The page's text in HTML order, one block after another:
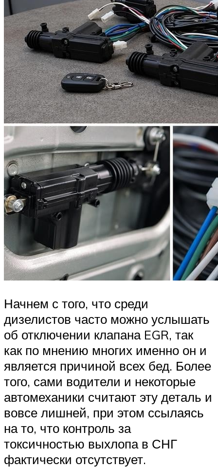
Начнем с того, что среди
дизелистов часто можно услышать
об отключении клапана EGR, так
как по мнению многих именно он и
является причиной всех бед. Более
того, сами водители и некоторые
автомеханики считают эту деталь и
вовсе лишней, при этом ссылаясь
на то, что контроль за
токсичностью выхлопа в СНГ
фактически отсутствует.